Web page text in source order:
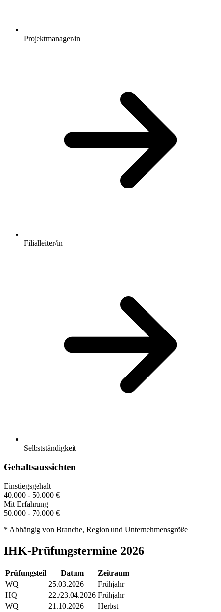
Projektmanager/in
Filialleiter/in
Selbstständigkeit
Gehaltsaussichten
Einstiegsgehalt
40.000 - 50.000 €
Mit Erfahrung
50.000 - 70.000 €
* Abhängig von Branche, Region und Unternehmensgröße
IHK-Prüfungstermine 2026
Prüfungsteil Datum
Zeitraum
WQ
25.03.2026
Frühjahr
HQ
22./23.04.2026 Frühjahr
WQ
21.10.2026
Herbst